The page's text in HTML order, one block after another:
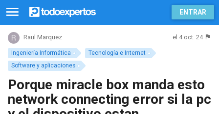
ENTRAR
Ingeniería Informática
Tecnología e Internet
Software y aplicaciones
Raul Marquez el 4 oct. 24
Porque miracle box manda esto
network connecting error si la pc